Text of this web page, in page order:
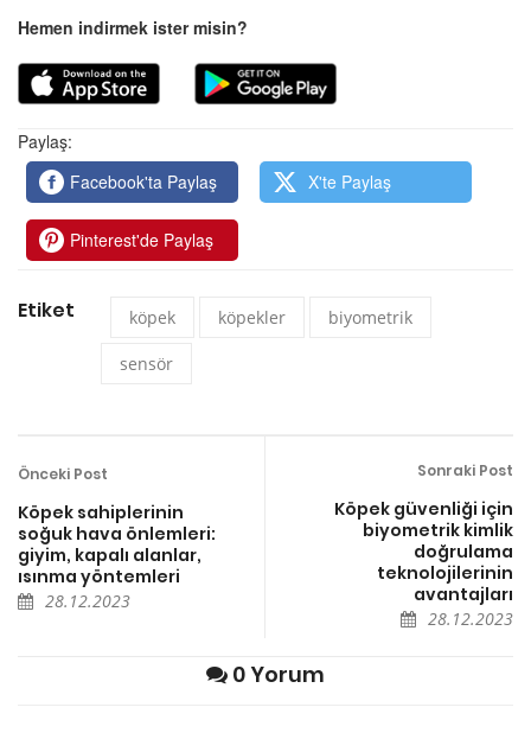
Hemen indirmek ister misin?
Paylaş:
Facebook'ta Paylaş
X'te Paylaş
Pinterest'de Paylaş
Etiket köpek köpekler biyometrik
sensör
Önceki Post
Köpek sahiplerinin
soğuk hava önlemleri:
giyim, kapalı alanlar,
ısınma yöntemleri
28.12.2023
Sonraki Post
Köpek güvenliği için
biyometrik kimlik
doğrulama
teknolojilerinin
avantajları
28.12.2023
0 Yorum